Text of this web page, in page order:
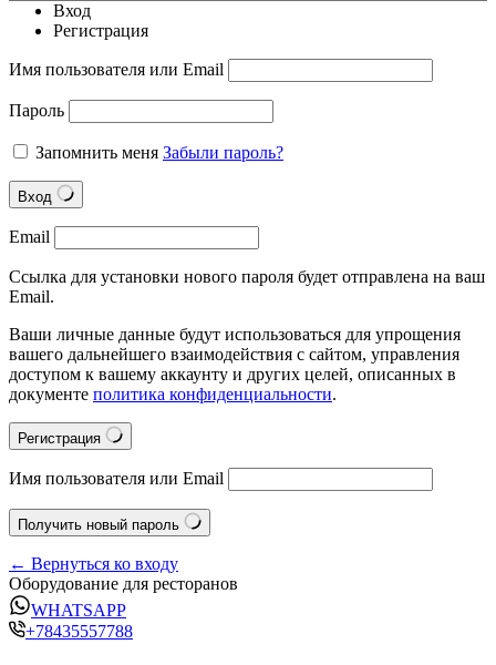
Вход
Регистрация
Имя пользователя или Email
Пароль
Запомнить меня Забыли пароль?
Вход
Email
Ссылка для установки нового пароля будет отправлена на ваш
Email.
Ваши личные данные будут использоваться для упрощения
вашего дальнейшего взаимодействия с сайтом, управления
доступом к вашему аккаунту и других целей, описанных в
документе политика конфиденциальности.
Регистрация
Имя пользователя или Email
Получить новый пароль
← Вернуться ко входу
Оборудование для ресторанов
WHATSAPP
+78435557788